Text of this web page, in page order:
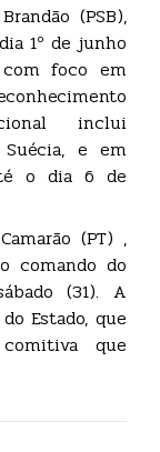
(PSB),
1º de junho
foco em
inclui
e em
o dia 6 de
(PT) ,
comando do
(31). A
Estado, que
que